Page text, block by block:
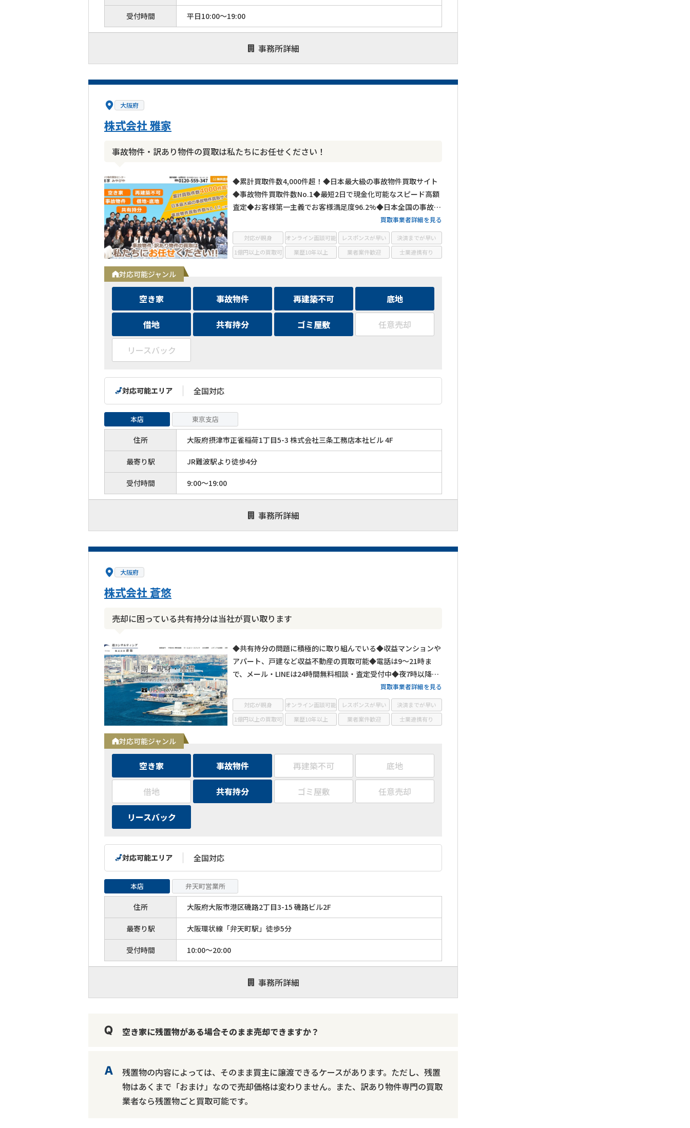
受付時間 平日10:00～19:00
事務所詳細
大阪府
株式会社 雅家
事故物件・訳あり物件の買取は私たちにお任せください！
◆累計買取件数4,000件超！◆日本最大級の事故物件買取サイト
◆事故物件買取件数No.1◆最短2日で現金化可能なスピード高額
査定◆お客様第一主義でお客様満足度96.2%◆日本全国の事故物
買取事業者詳細を見る
対応可能ジャンル
空き家 事故物件 再建築不可 底地
借地 共有持分 ゴミ屋敷 任意売却
リースバック
本店 東京支店
住所 大阪府摂津市正雀稲荷1丁目5-3 株式会社三条工務店本社ビル 4F
最寄り駅 JR難波駅より徒歩4分
受付時間 9:00～19:00
事務所詳細
対応可能エリア 全国対応
対応が親身 オンライン面談可能 レスポンスが早い
決済までが早い
1億円以上の買取可
業歴10年以上 業者案件歓迎 士業連携有り
大阪府
株式会社 蒼悠
売却に困っている共有持分は当社が買い取ります
◆共有持分の問題に積極的に取り組んでいる◆収益マンションや
アパート、戸建など収益不動産の買取可能◆電話は9～21時ま
で、メール・LINEは24時間無料相談・査定受付中◆夜7時以降も
買取事業者詳細を見る
対応可能ジャンル
空き家 事故物件 再建築不可 底地
借地 共有持分 ゴミ屋敷 任意売却
リースバック
本店 弁天町営業所
住所 大阪府大阪市港区磯路2丁目3-15 磯路ビル2F
最寄り駅 大阪環状線「弁天町駅」徒歩5分
受付時間 10:00～20:00
事務所詳細
対応可能エリア 全国対応
対応が親身 オンライン面談可能 レスポンスが早い
決済までが早い
1億円以上の買取可
業歴10年以上 業者案件歓迎 士業連携有り
空き家に残置物がある場合そのまま売却できますか？
残置物の内容によっては、そのまま買主に譲渡できるケースがあります。ただし、残置
物はあくまで「おまけ」なので売却価格は変わりません。また、訳あり物件専門の買取
業者なら残置物ごと買取可能です。